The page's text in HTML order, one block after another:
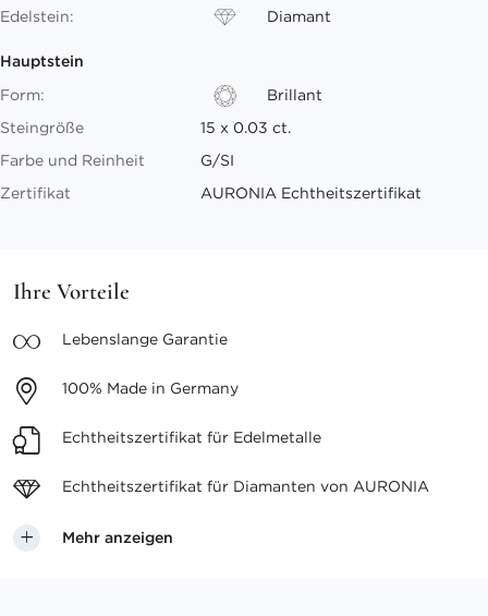
Edelstein:
Diamant
Hauptstein
Form:
Brillant
Steingröße
15 x 0.03 ct.
Farbe und Reinheit
G/SI
Zertifikat
AURONIA Echtheitszertifikat
Ihre Vorteile
Lebenslange Garantie
100% Made in Germany
Echtheitszertifikat für Edelmetalle
Echtheitszertifikat für Diamanten von AURONIA
Mehr anzeigen